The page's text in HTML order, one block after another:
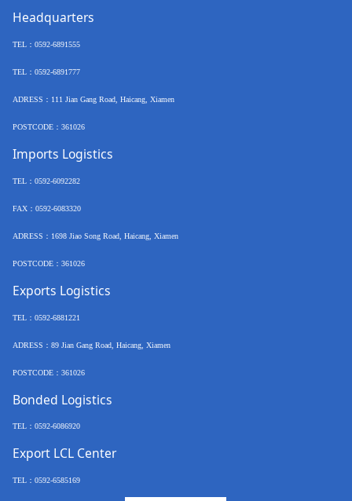
Headquarters
TEL： 0592-6891555
TEL： 0592-6891777
ADRESS： 111 Jian Gang Road, Haicang, Xiamen
POSTCODE： 361026
Imports Logistics
TEL： 0592-6092282
FAX： 0592-6083320
ADRESS： 1698 Jiao Song Road, Haicang, Xiamen
POSTCODE： 361026
Exports Logistics
TEL： 0592-6881221
ADRESS： 89 Jian Gang Road, Haicang, Xiamen
POSTCODE： 361026
Bonded Logistics
TEL： 0592-6086920
Export LCL Center
TEL： 0592-6585169